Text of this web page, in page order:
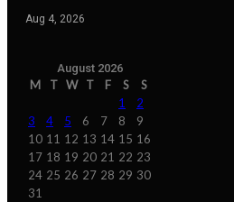
Aug 4, 2026
August 2026
M T W T F S
S
1
2
3
4 5 6 7 8
9
10 11 12 13 14 15 16
17 18 19 20 21 22 23
24 25 26 27 28 29 30
31